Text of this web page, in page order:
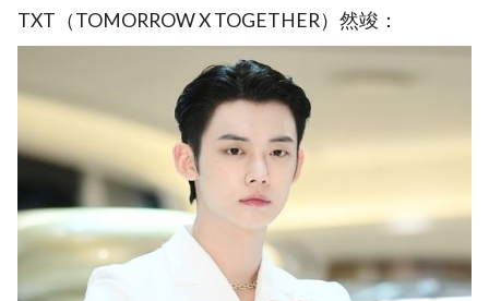
TXT（TOMORROW X TOGETHER）然竣：